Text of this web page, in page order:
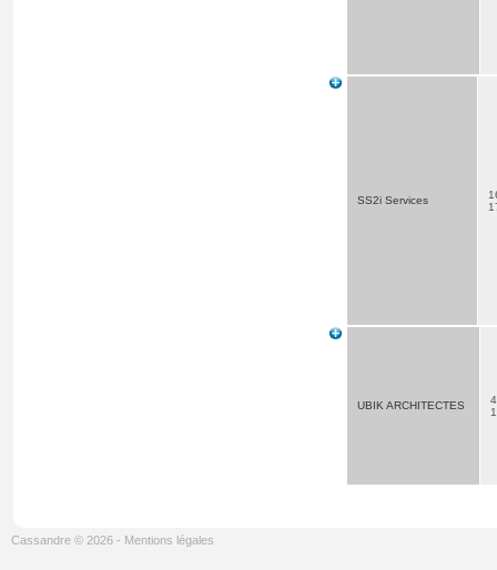
SS2i Services
UBIK ARCHITECTES
Cassandre © 2026 - Mentions légales